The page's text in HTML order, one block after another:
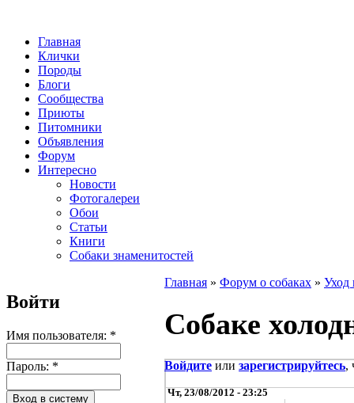
Главная
Клички
Породы
Блоги
Сообщества
Приюты
Питомники
Объявления
Форум
Интересно
Новости
Фотогалереи
Обои
Статьи
Книги
Собаки знаменитостей
Войти
Имя пользователя: *
Пароль: *
Главная » Форум о собаках » Уход
Собаке
Войдите или зарегистрируйтесь,
Чт, 23/08/2012 - 23:25